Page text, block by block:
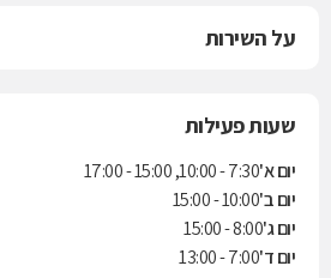
על השירות
שעות פעילות
יום א'7:30 - 10:00, 15:00 - 17:00
יום ב'10:00 - 15:00
יום ג'8:00 - 15:00
יום ד'7:00 - 13:00